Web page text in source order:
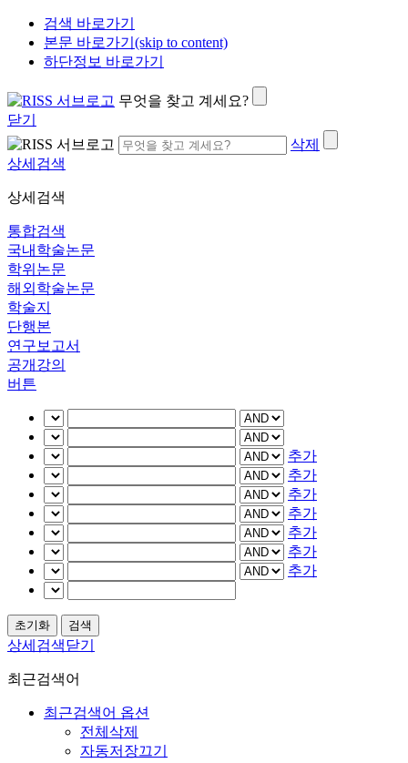
검색 바로가기
본문 바로가기(skip to content)
하단정보 바로가기
무엇을 찾고 계세요?
닫기
삭제
상세검색
상세검색
통합검색
국내학술논문
학위논문
해외학술논문
학술지
단행본
연구보고서
공개강의
버튼
추가
추가
추가
추가
추가
추가
추가
상세검색닫기
최근검색어
최근검색어 옵션
전체삭제
자동저장끄기